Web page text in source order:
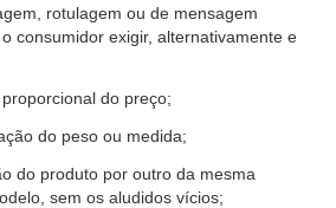
rotulagem ou de mensagem
consumidor exigir, alternativamente e
do preço;
do peso ou medida;
do produto por outro da mesma
sem os aludidos vícios;